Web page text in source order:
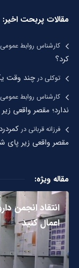
مقالات پربحت اخیر:
کارشناس روابط عمومی
کرد؟
توکلیدرچند وقت
کارشناس روابط عمومی
ندارد؛ مقصر واقعی
فرزانه قربانیدر
مقصر واقعی زیر پای
مقاله ویژه:
انتقاد انجمن
اعمال کنید